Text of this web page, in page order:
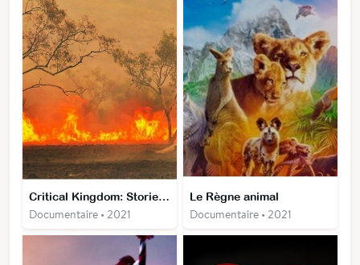
Critical Kingdom: Stories Of Hope
Documentaire • 2021
Le Règne animal
Documentaire • 2021